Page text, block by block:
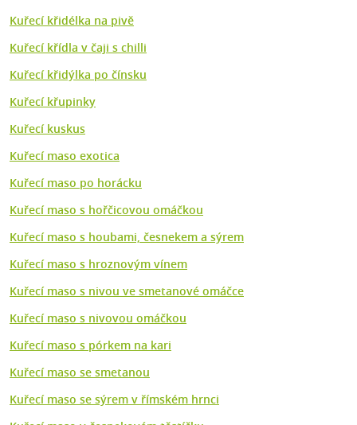
Kuřecí křidélka na pivě
Kuřecí křídla v čaji s chilli
Kuřecí křidýlka po čínsku
Kuřecí křupinky
Kuřecí kuskus
Kuřecí maso exotica
Kuřecí maso po horácku
Kuřecí maso s hořčicovou omáčkou
Kuřecí maso s houbami, česnekem a sýrem
Kuřecí maso s hroznovým vínem
Kuřecí maso s nivou ve smetanové omáčce
Kuřecí maso s nivovou omáčkou
Kuřecí maso s pórkem na kari
Kuřecí maso se smetanou
Kuřecí maso se sýrem v římském hrnci